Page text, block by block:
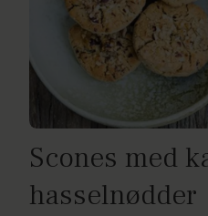
Scones med
hasselnødder